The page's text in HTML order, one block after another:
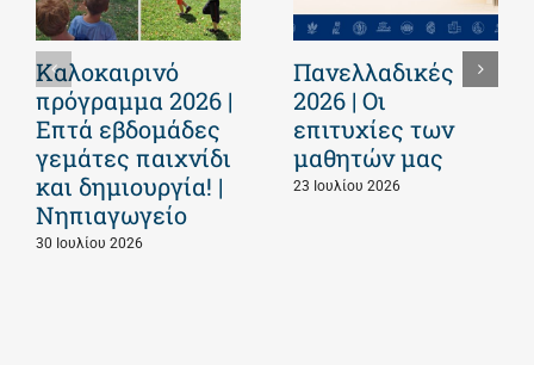
Καλοκαιρινό
πρόγραμμα 2026 |
Επτά εβδομάδες
γεμάτες παιχνίδι
και δημιουργία! |
Νηπιαγωγείο
30 Ιουλίου 2026
Πανελλαδικές
2026 | Οι
επιτυχίες των
μαθητών μας
23 Ιουλίου 2026